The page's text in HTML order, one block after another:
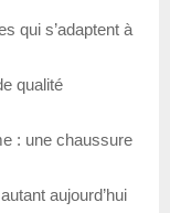
qui s’adaptent à
qualité
: une chaussure
aujourd’hui